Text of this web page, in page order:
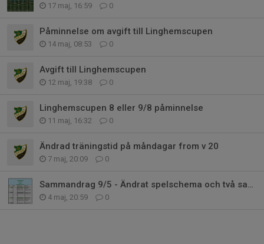
17 maj, 16:59 0
Påminnelse om avgift till Linghemscupen
14 maj, 08:53 0
Avgift till Linghemscupen
12 maj, 19:38 0
Linghemscupen 8 eller 9/8 påminnelse
11 maj, 16:32 0
Ändrad träningstid på måndagar from v 20
7 maj, 20:09 0
Sammandrag 9/5 - Ändrat spelschema och två samlingstider
4 maj, 20:59 0